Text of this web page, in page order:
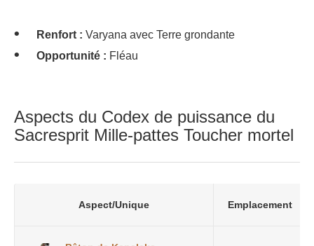
Renfort : Varyana avec Terre grondante
Opportunité : Fléau
Aspects du Codex de puissance du
Sacresprit Mille-pattes Toucher mortel
Aspect/Unique Emplacement